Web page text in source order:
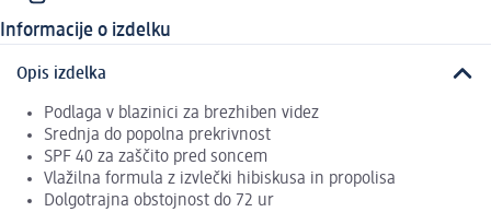
Informacije o izdelku
Opis izdelka
Podlaga v blazinici za brezhiben videz
Srednja do popolna prekrivnost
SPF 40 za zaščito pred soncem
Vlažilna formula z izvlečki hibiskusa in propolisa
Dolgotrajna obstojnost do 72 ur